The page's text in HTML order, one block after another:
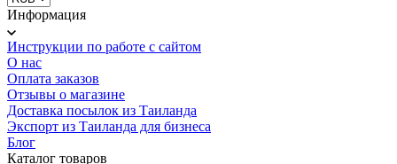
Информация
Инструкции по работе с сайтом
О нас
Оплата заказов
Отзывы о магазине
Доставка посылок из Таиланда
Экспорт из Таиланда для бизнеса
Блог
Каталог товаров